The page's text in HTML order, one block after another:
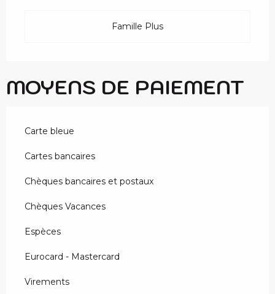
Famille Plus
MOYENS DE PAIEMENT
Carte bleue
Cartes bancaires
Chèques bancaires et postaux
Chèques Vacances
Espèces
Eurocard - Mastercard
Virements